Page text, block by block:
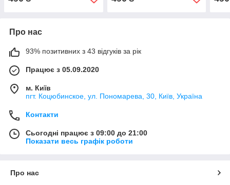
Про нас
93% позитивних з 43 відгуків за рік
Працює з 05.09.2020
м. Київ
пгт. Коцюбинское, ул. Пономарева, 30, Київ, Україна
Контакти
Сьогодні працює з 09:00 до 21:00
Показати весь графік роботи
Про нас